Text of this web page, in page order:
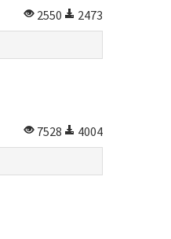
2550
2473
7528
4004